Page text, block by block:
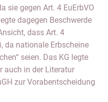
sie gegen Art. 4 EuErbVO
dagegen Beschwerde
dass Art. 4
da nationale Erbscheine
seien. Das KG legte
auch in der Literatur
zur Vorabentscheidung